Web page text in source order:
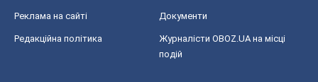
Реклама на сайті Документи
Редакційна політика
Журналісти OBOZ.UA на місці
подій